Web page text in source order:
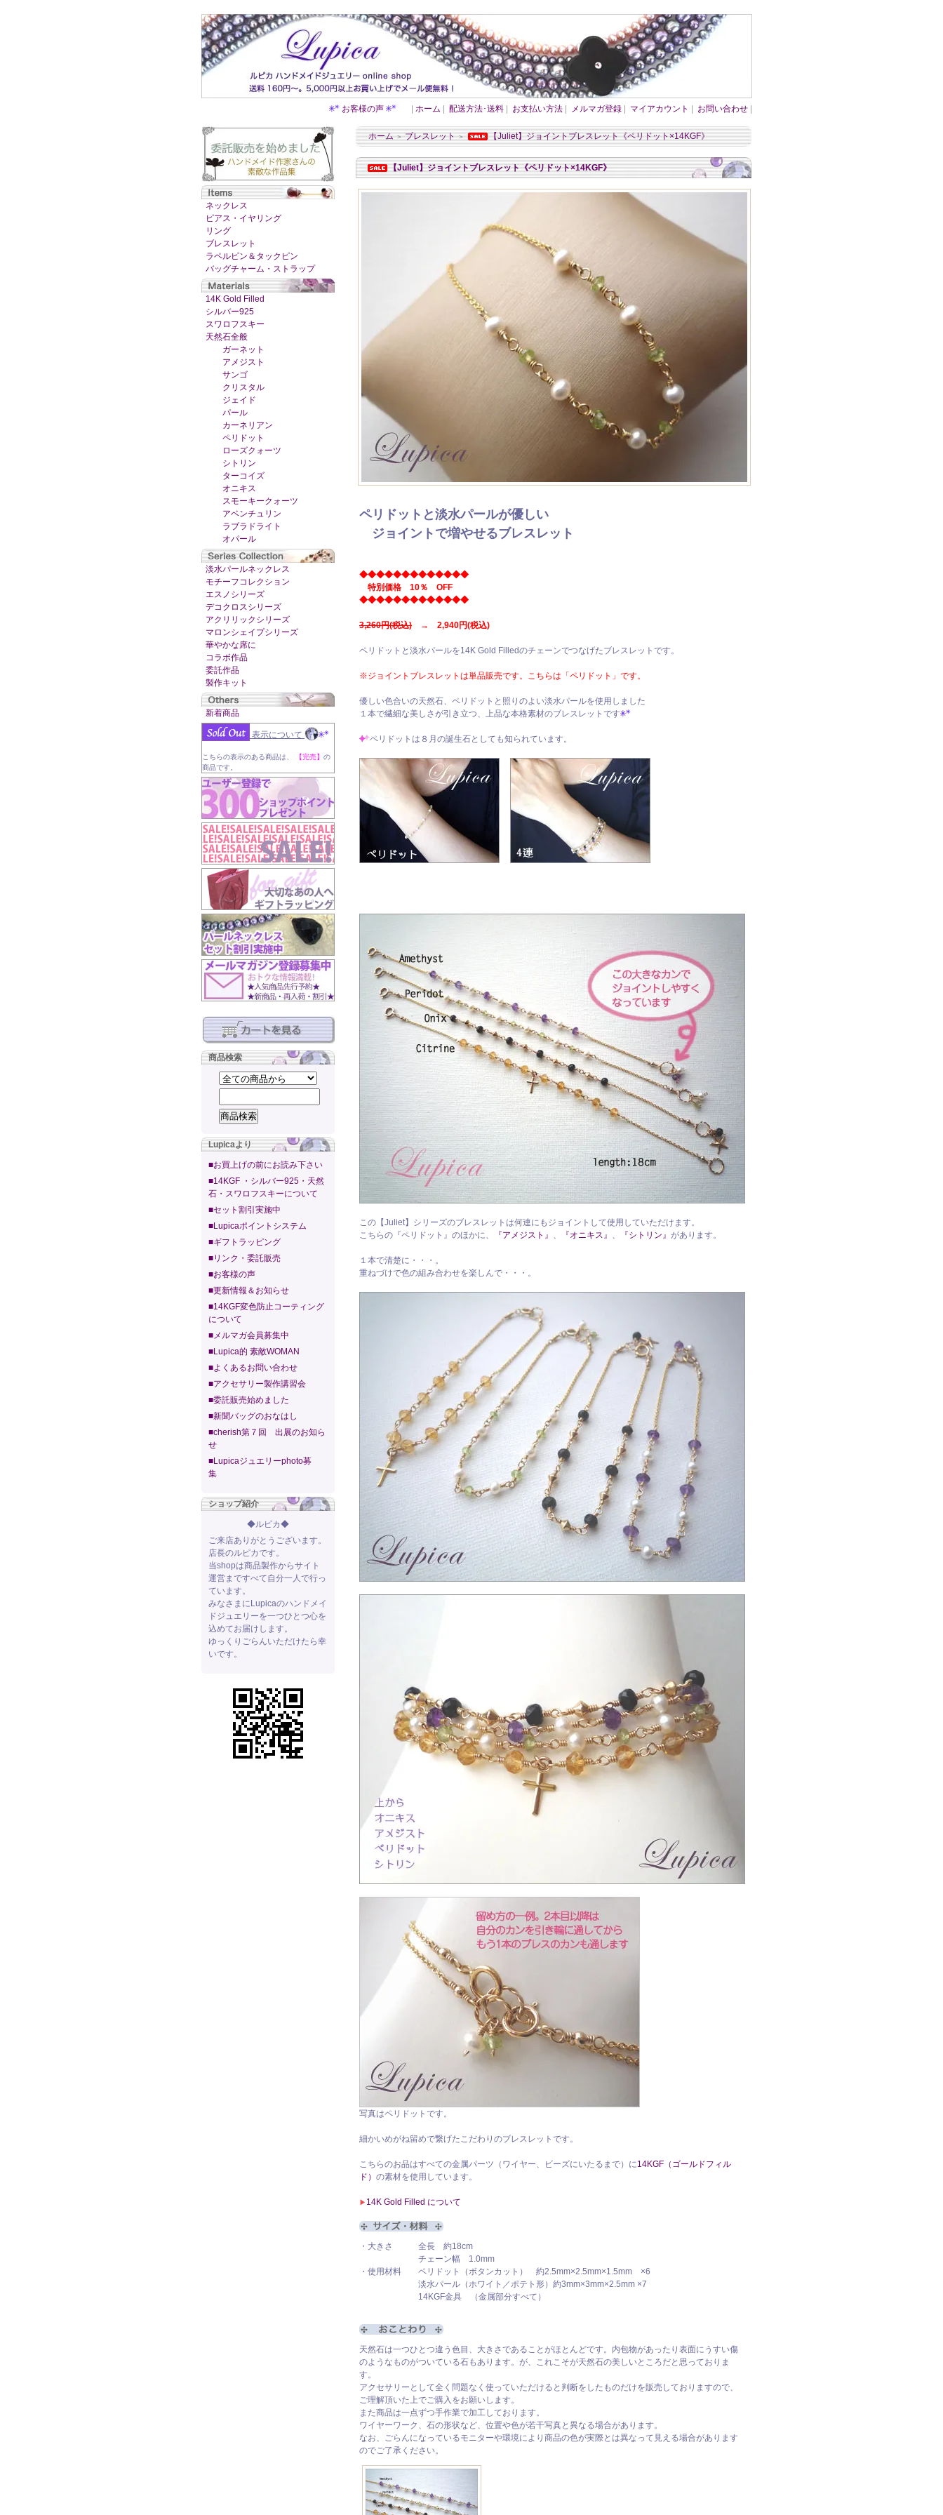
お客様の声 ホーム 配送方法･送料 お支払い方法 メルマガ登録 マイアカウント お問い合わせ
ネックレス
ピアス・イヤリング
リング
ブレスレット
ラペルピン＆タックピン
バッグチャーム・ストラップ
14K Gold Filled
シルバー925
スワロフスキー
天然石全般
ガーネット
アメジスト
サンゴ
クリスタル
ジェイド
パール
カーネリアン
ペリドット
ローズクォーツ
シトリン
ターコイズ
オニキス
スモーキークォーツ
アベンチュリン
ラブラドライト
オパール
淡水パールネックレス
モチーフコレクション
エスノシリーズ
デコクロスシリーズ
アクリリックシリーズ
マロンシェイプシリーズ
華やかな席に
コラボ作品
委託作品
製作キット
新着商品
表示について
こちらの表示のある商品は、 【完売】 の
商品です。
商品検索
Lupicaより
■お買上げの前にお読み下さい
■14KGF ・シルバー925・天然
石・スワロフスキーについて
■セット割引実施中
■Lupicaポイントシステム
■ギフトラッピング
■リンク・委託販売
■お客様の声
■更新情報＆お知らせ
■14KGF変色防止コーティング
について
■メルマガ会員募集中
■Lupica的 素敵WOMAN
■よくあるお問い合わせ
■アクセサリー製作講習会
■委託販売始めました
■新聞バッグのおなはし
■cherish第７回 出展のお知ら
せ
■Lupicaジュエリーphoto募
集
ショップ紹介
◆ルピカ◆
ご来店ありがとうございます。
店長のルピカです。
当shopは商品製作からサイト
運営まですべて自分一人で行っ
ています。
みなさまにLupicaのハンドメイ
ドジュエリーを一つひとつ心を
込めてお届けします。
ゆっくりごらんいただけたら幸
いです。
ホーム ＞ ブレスレット ＞ 【Juliet】ジョイントブレスレット《ペリドット×14KGF》
【Juliet】ジョイントブレスレット《ペリドット×14KGF》
ペリドットと淡水パールが優しい
ジョイントで増やせるブレスレット
◆◆◆◆◆◆◆◆◆◆◆◆◆
特別価格 10％ OFF
◆◆◆◆◆◆◆◆◆◆◆◆◆
3,260円(税込) → 2,940円(税込)
ペリドットと淡水パールを14K Gold Filledのチェーンでつなげたブレスレットです。
※ジョイントブレスレットは単品販売です。こちらは「ペリドット」です。
優しい色合いの天然石、ペリドットと照りのよい淡水パールを使用しました
１本で繊細な美しさが引き立つ、上品な本格素材のブレスレットです
ペリドットは８月の誕生石としても知られています。
この【Juliet】シリーズのブレスレットは何連にもジョイントして使用していただけます。
こちらの『ペリドット』のほかに、
『アメジスト』 、 『オニキス』 、 『シトリン』 があります。
１本で清楚に・・・。
重ねづけで色の組み合わせを楽しんで・・・。
写真はペリドットです。
細かいめがね留めで繋げたこだわりのブレスレットです。
こちらのお品はすべての金属パーツ（ワイヤー、ビーズにいたるまで）に14KGF（ゴールドフィル
ド） の素材を使用しています。
▶ 14K Gold Filled について
・大きさ 全長 約18cm
チェーン幅 1.0mm
・使用材料 ペリドット（ボタンカット） 約2.5mm×2.5mm×1.5mm ×6
淡水パール（ホワイト／ポテト形）約3mm×3mm×2.5mm ×7
14KGF金具 （金属部分すべて）
天然石は一つひとつ違う色目、大きさであることがほとんどです。内包物があったり表面にうすい傷
のようなものがついている石もあります。が、これこそが天然石の美しいところだと思っておりま
す。
アクセサリーとして全く問題なく使っていただけると判断をしたものだけを販売しておりますので、
ご理解頂いた上でご購入をお願いします。
また商品は一点ずつ手作業で加工しております。
ワイヤーワーク、石の形状など、位置や色が若干写真と異なる場合があります。
なお、ごらんになっているモニターや環境により商品の色が実際とは異なって見える場合があります
のでご了承ください。